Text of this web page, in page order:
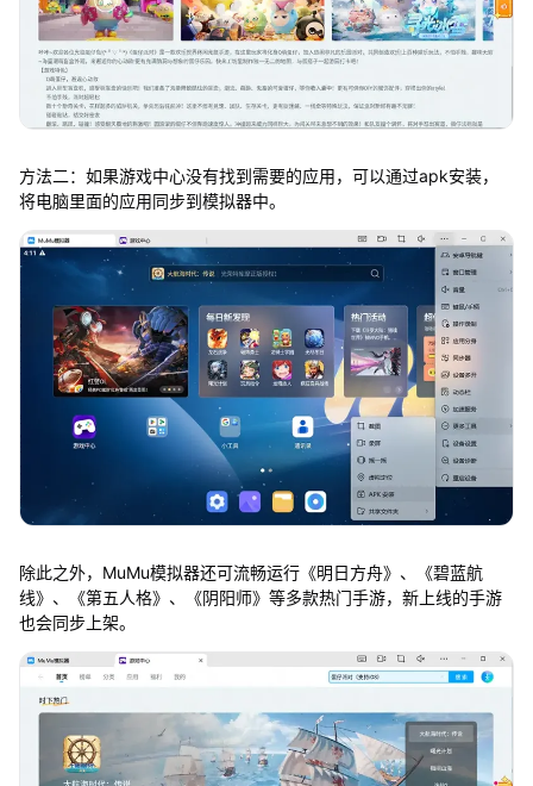
方法二：如果游戏中心没有找到需要的应用，可以通过apk安装，
将电脑里面的应用同步到模拟器中。
除此之外，MuMu模拟器还可流畅运行《明日方舟》、《碧蓝航
线》、《第五人格》、《阴阳师》等多款热门手游，新上线的手游
也会同步上架。